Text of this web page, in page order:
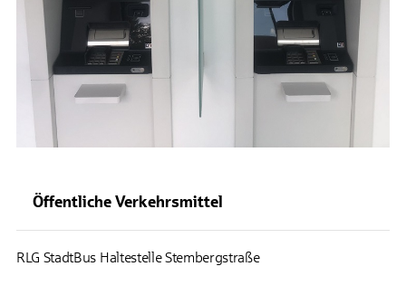
Öffentliche Verkehrsmittel
RLG StadtBus Haltestelle Stembergstraße